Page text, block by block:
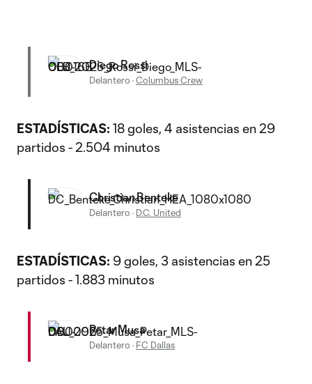
Diego Rossi
Delantero ·Columbus Crew
ESTADÍSTICAS: 18 goles, 4 asistencias en 29
partidos - 2.504 minutos
Christian Benteke
Delantero · D.C. United
ESTADÍSTICAS: 9 goles, 3 asistencias en 25
partidos - 1.883 minutos
Petar Musa
Delantero · FC Dallas